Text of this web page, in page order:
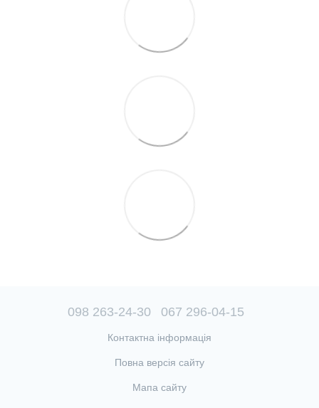
098 263-24-30 067 296-04-15
Контактна інформація
Повна версія сайту
Мапа сайту